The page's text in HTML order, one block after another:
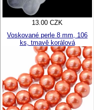
13.00 CZK
Voskované perle 8 mm, 106
ks, tmavě korálová